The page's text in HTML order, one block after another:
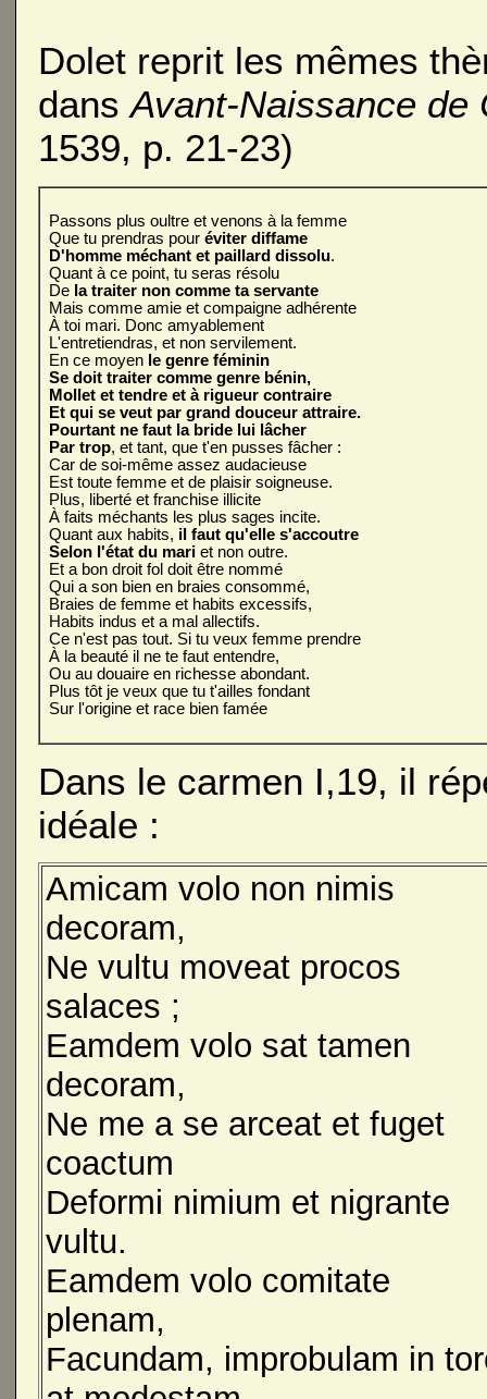
Dolet reprit les mêmes
dansAvant-Naissance de
1539, p. 21-23)
Passons plus oultre et venons à la femme
Que tu prendras pour éviter diffame
D'homme méchant et paillard dissolu.
Quant à ce point, tu seras résolu
De la traiter non comme ta servante
Mais comme amie et compaigne adhérente
À toi mari. Donc amyablement
L'entretiendras, et non servilement.
En ce moyen le genre féminin
Se doit traiter comme genre bénin,
Mollet et tendre et à rigueur contraire
Et qui se veut par grand douceur attraire.
Pourtant ne faut la bride lui lâcher
Par trop, et tant, que t'en pusses fâcher :
Car de soi-même assez audacieuse
Est toute femme et de plaisir soigneuse.
Plus, liberté et franchise illicite
À faits méchants les plus sages incite.
Quant aux habits, il faut qu'elle s'accoutre
Selon l'état du mari et non outre.
Et a bon droit fol doit être nommé
Qui a son bien en braies consommé,
Braies de femme et habits excessifs,
Habits indus et a mal allectifs.
Ce n'est pas tout. Si tu veux femme prendre
À la beauté il ne te faut entendre,
Ou au douaire en richesse abondant.
Plus tôt je veux que tu t'ailles fondant
Sur l'origine et race bien famée
Dans le carmen I,19, il
idéale :
Amicam volo non nimis
decoram,
Ne vultu moveat procos
salaces ;
Eamdem volo sat tamen
decoram,
Ne me a se arceat et fuget
coactum
Deformi nimium et nigrante
vultu.
Eamdem volo comitate
plenam,
Facundam, improbulam in